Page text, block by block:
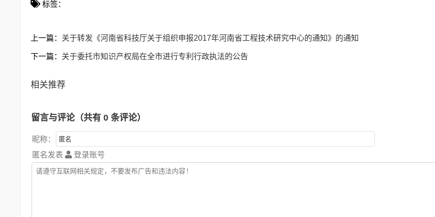
标签：
上一篇： 关于转发《河南省科技厅关于组织申报2017年河南省工程技术研究中心的通知》的通知
下一篇： 关于委托市知识产权局在全市进行专利行政执法的公告
相关推荐
留言与评论（共有 0 条评论）
昵称：
匿名发表
登录账号